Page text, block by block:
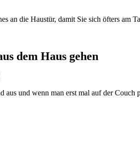
an die Haustür, damit Sie sich öfters am
dem Haus gehen
und wenn man erst mal auf der Couch